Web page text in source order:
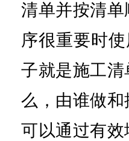
清单并按清
序很重要时
子就是施工
么，由谁做
可以通过有